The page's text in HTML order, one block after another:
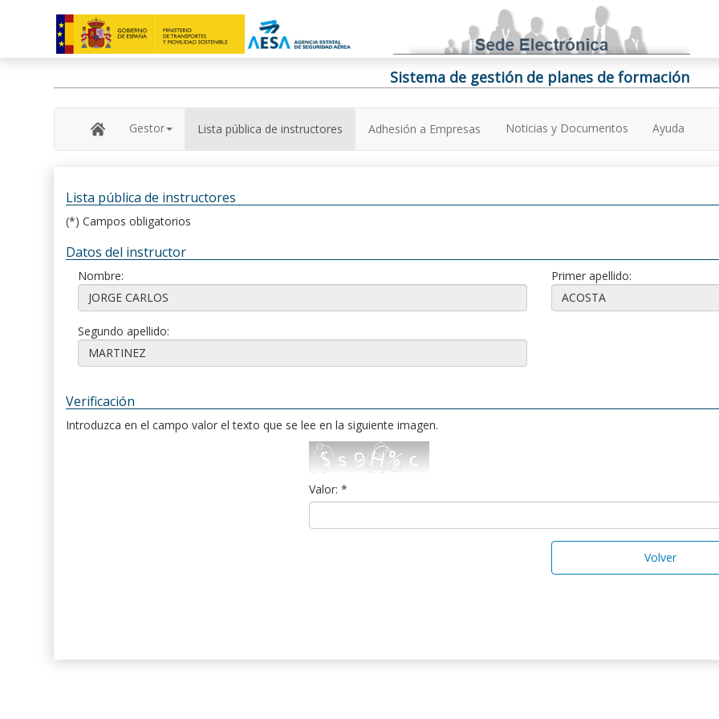
Sistema de gestión de planes de formación
Gestor Lista pública de instructores Adhesión a Empresas Noticias y Documentos Ayuda
Lista pública de instructores
(*) Campos obligatorios
Datos del instructor
Nombre: Primer apellido:
Segundo apellido:
Verificación
Introduzca en el campo valor el texto que se lee en la siguiente imagen.
Valor: *
Volver